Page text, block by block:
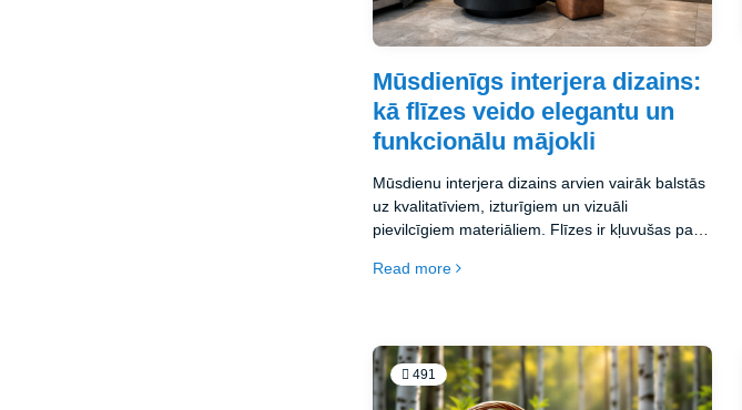
Mūsdienīgs interjera dizains:
kā flīzes veido elegantu un
funkcionālu mājokli
Mūsdienu interjera dizains arvien vairāk balstās
uz kvalitatīviem, izturīgiem un vizuāli
pievilcīgiem materiāliem. Flīzes ir kļuvušas par
estētiku, praktiskumu un ilgmūžību. Šajā rakstā
kā izvēlēties piemērotāko risinājumu savām
telpām.
Read more
491